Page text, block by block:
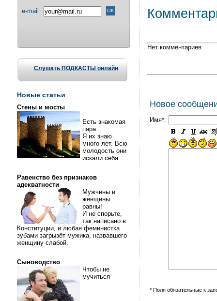
e-mail
Слушать ПОДКАСТЫ онлайн
Новые статьи
Стены и мосты
Есть знакомая
пара.
Я их знаю
много лет. Всю
молодость они
искали себя.
Равенство без признаков
адекватности
Мужчины и
женщины
равны!
И не спорьте,
так написано в
Конституции, и любая феминистка
зубами загрызёт мужика, назвавшего
женщину слабой.
Сыноводство
Чтобы не
мучиться
Нет комментариев
Новое
Имя*:
* Поля обязательные к